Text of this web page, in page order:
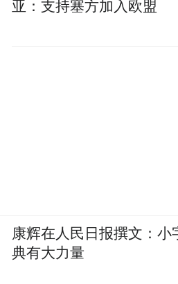
亚：支持塞方加入欧盟
康辉在人民日报撰文：小
典有大力量